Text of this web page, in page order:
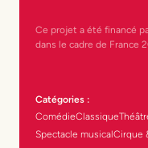
Ce projet a été financé
dans le cadre de France
Catégories :
ComédieClassique
Spectacle musicalCirque